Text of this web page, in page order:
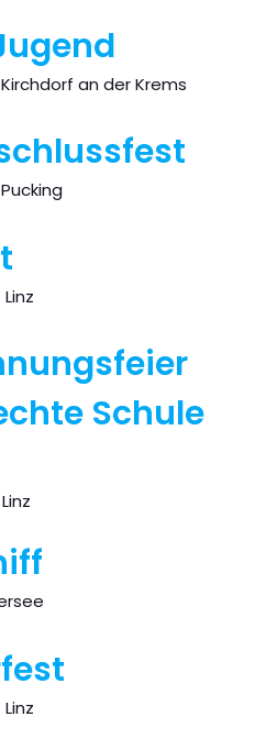
Kirchdorf an der Krems
Pucking
Linz
Schule
Linz
Linz